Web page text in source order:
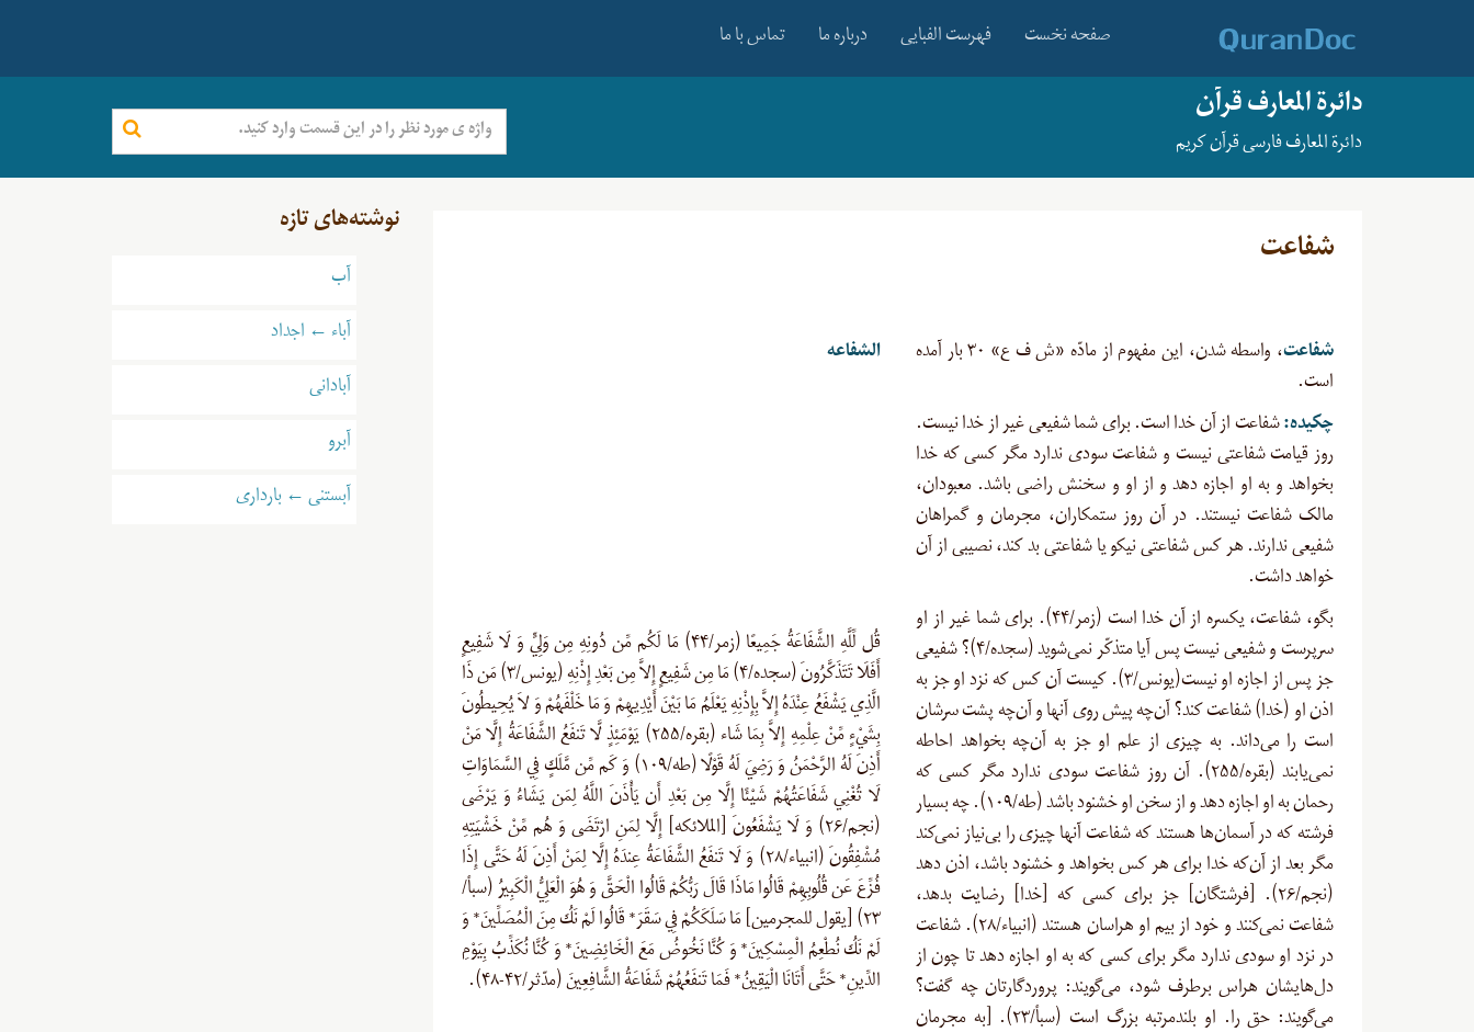
تماس با ما درباره ما فهرست الفبایی صفحه نخست
دائرة المعارف قرآن
دائرة المعارف فارسی قرآن کریم
شفاعت
شفاعت
، واسطه شدن، این مفهوم از مادّه «ش ف ع» ۳۰ بار آمده
است.
چکیده: شفاعت از آن خدا است. برای شما شفیعی غیر از خدا نیست.
روز قیامت شفاعتی نیست و شفاعت سودی ندارد مگر کسی که خدا
بخواهد و به او اجازه دهد و از او و سخنش راضی باشد. معبودان،
مالک شفاعت نیستند. در آن روز ستمکاران، مجرمان و گمراهان
شفیعی ندارند. هر کس شفاعتی نیکو یا شفاعتی بد کند، نصیبی از آن
خواهد داشت.
بگو، شفاعت، یکسره از آن خدا است (زمر/۴۴). برای شما غیر از او
سرپرست و شفیعی نیست پس آیا متذکّر نمی‌شوید (سجده/۴)؟ شفیعی
جز پس از اجازه او نیست(یونس/۳). کیست آن کس که نزد او جز به
اذن او (خدا) شفاعت کند؟ آن‌چه پیش روی آنها و آن‌چه پشت سرشان
است را می‌داند. به ‌چیزی از علم او جز به آن‌چه بخواهد احاطه
نمی‌یابند (بقره/۲۵۵). آن روز شفاعت سودی ندارد مگر کسی که
رحمان به او اجازه دهد و از سخن او خشنود باشد (طه/۱۰۹). چه بسیار
فرشته که در آسمان‌ها هستند که شفاعت آنها چیزی را بی‌نیاز نمی‌کند
مگر بعد از آن‌که خدا برای هر کس بخواهد و خشنود باشد، اذن دهد
(نجم/۲۶). [فرشتگان] جز برای کسی که [خدا] رضایت بدهد،
شفاعت نمی‌کنند و خود از بیم او هراسان هستند (انبیاء/۲۸). شفاعت
در نزد او سودی ندارد مگر برای کسی که به او اجازه دهد تا چون از
دل‌هایشان هراس برطرف شود، می‌گویند: پروردگارتان چه گفت؟
می‌گویند: حق را. او بلندمرتبه بزرگ است (سبأ/۲۳). [به مجرمان
الشفاعه
قُل لِّلَّهِ الشَّفَاعَةُ جَمِيعًا (زمر/۴۴) مَا لَكُم مِّن دُونِهِ مِن وَلِيٍّ وَ لَا شَفِيعٍ
أَفَلَا تَتَذَكَّرُونَ (سجده/۴) مَا مِن شَفِيعٍ إِلاَّ مِن بَعْدِ إِذْنِهِ (یونس/۳) مَن ذَا
الَّذِي يَشْفَعُ عِنْدَهُ إِلاَّ بِإِذْنِهِ يَعْلَمُ مَا بَيْنَ أَيْدِيهِمْ وَ مَا خَلْفَهُمْ وَ لاَ يُحِيطُونَ
بِشَيْءٍ مِّنْ عِلْمِهِ إِلاَّ بِمَا شَاء (بقره/۲۵۵) يَوْمَئِذٍ لَّا تَنفَعُ الشَّفَاعَةُ إِلَّا مَنْ
أَذِنَ لَهُ الرَّحْمَنُ وَ رَضِيَ لَهُ قَوْلًا (طه/۱۰۹) وَ كَم مِّن مَّلَكٍ فِي السَّمَاوَاتِ
لَا تُغْنِي شَفَاعَتُهُمْ شَيْئًا إِلَّا مِن بَعْدِ أَن يَأْذَنَ اللَّهُ لِمَن يَشَاءُ وَ يَرْضَى
(نجم/۲۶) وَ لَا يَشْفَعُونَ [الملائکه] إِلَّا لِمَنِ ارْتَضَى وَ هُم مِّنْ خَشْيَتِهِ
مُشْفِقُونَ (انبیاء/۲۸) وَ لَا تَنفَعُ الشَّفَاعَةُ عِندَهُ إِلَّا لِمَنْ أَذِنَ لَهُ حَتَّى إِذَا
فُزِّعَ عَن قُلُوبِهِمْ قَالُوا مَاذَا قَالَ رَبُّكُمْ قَالُوا الْحَقَّ وَ هُوَ الْعَلِيُّ الْكَبِيرُ (سبأ/
۲۳) [یقول للمجرمین] مَا سَلَكَكُمْ فِي سَقَرَ* قَالُوا لَمْ نَكُ مِنَ الْمُصَلِّينَ* وَ
لَمْ نَكُ نُطْعِمُ الْمِسْكِينَ* وَ كُنَّا نَخُوضُ مَعَ الْخَائِضِينَ* وَ كُنَّا نُكَذِّبُ بِيَوْمِ
الدِّينِ* حَتَّى أَتَانَا الْيَقِينُ* فَمَا تَنفَعُهُمْ شَفَاعَةُ الشَّافِعِينَ (مدّثر/۴۲-۴۸).
نوشته‌های تازه
آب
آباء ← اجداد
آبادانی
آبرو
آبستنی ← بارداری